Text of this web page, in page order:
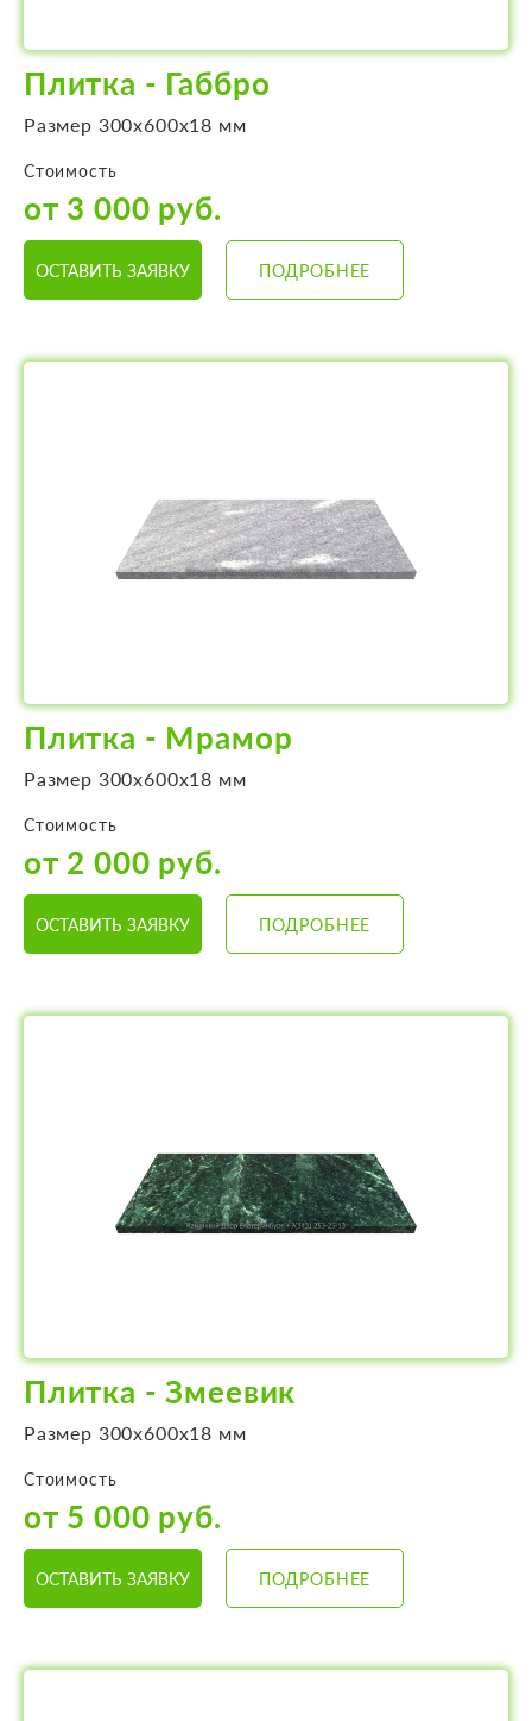
Плитка - Габбро
Размер 300х600х18 мм
Стоимость
от 3 000 руб.
ОСТАВИТЬ ЗАЯВКУ ПОДРОБНЕЕ
Плитка - Мрамор
Размер 300х600х18 мм
Стоимость
от 2 000 руб.
ОСТАВИТЬ ЗАЯВКУ ПОДРОБНЕЕ
Плитка - Змеевик
Размер 300х600х18 мм
Стоимость
от 5 000 руб.
ОСТАВИТЬ ЗАЯВКУ ПОДРОБНЕЕ